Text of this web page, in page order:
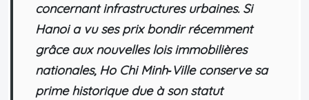
concernant infrastructures urbaines. Si
Hanoi a vu ses prix bondir récemment
grâce aux nouvelles lois immobilières
nationales, Ho Chi Minh‑Ville conserve sa
prime historique due à son statut